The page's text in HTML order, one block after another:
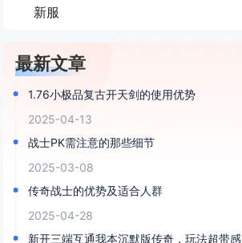
新服
最新文章
1.76小极品复古开天剑的使用优势
2025-04-13
战士PK需注意的那些细节
2025-03-08
传奇战士的优势及适合人群
2025-04-28
新开三端互通我本沉默版传奇，玩法超带感